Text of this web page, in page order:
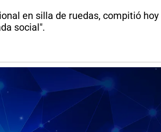
en silla de ruedas, compitió
social".